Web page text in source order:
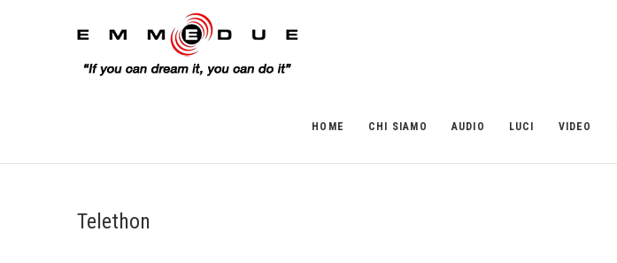
HOME CHI SIAMO AUDIO LUCI VIDEO
Telethon